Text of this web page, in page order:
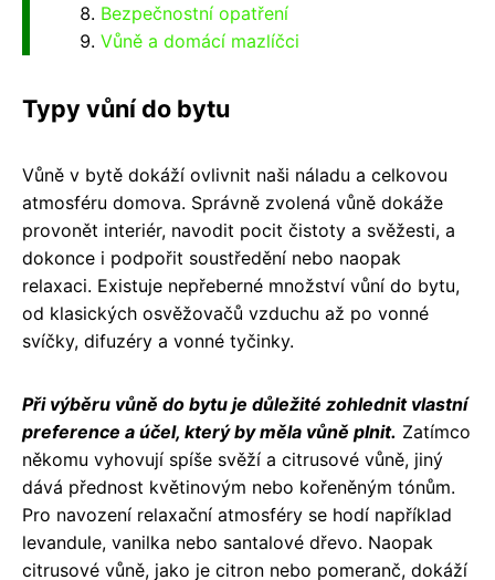
Bezpečnostní opatření
Vůně a domácí mazlíčci
Typy vůní do bytu
Vůně v bytě dokáží ovlivnit naši náladu a celkovou
atmosféru domova. Správně zvolená vůně dokáže
provonět interiér, navodit pocit čistoty a svěžesti, a
dokonce i podpořit soustředění nebo naopak
relaxaci. Existuje nepřeberné množství vůní do bytu,
od klasických osvěžovačů vzduchu až po vonné
svíčky, difuzéry a vonné tyčinky.
Při výběru vůně do bytu je důležité zohlednit vlastní
preference a účel, který by měla vůně plnit. Zatímco
někomu vyhovují spíše svěží a citrusové vůně, jiný
dává přednost květinovým nebo kořeněným tónům.
Pro navození relaxační atmosféry se hodí například
levandule, vanilka nebo santalové dřevo. Naopak
citrusové vůně, jako je citron nebo pomeranč, dokáží